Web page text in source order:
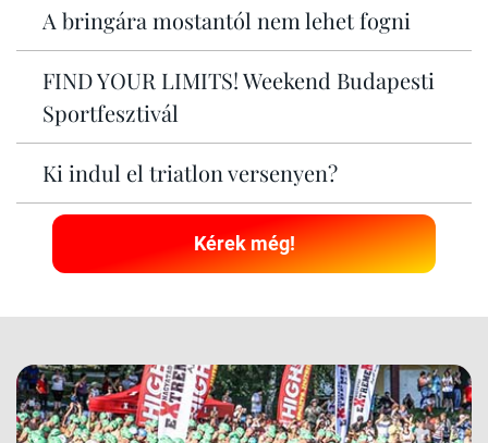
A bringára mostantól nem lehet fogni
FIND YOUR LIMITS! Weekend Budapesti
Sportfesztivál
Ki indul el triatlon versenyen?
Kérek még!